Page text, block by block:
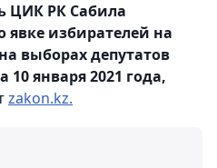
ЦИК РК Сабила
явке избирателей на
выборах депутатов
января 2021 года,
zakon.kz.